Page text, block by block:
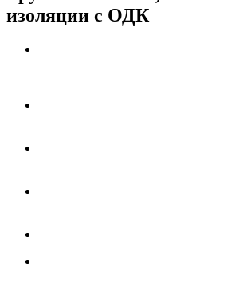
изоляции с ОДК